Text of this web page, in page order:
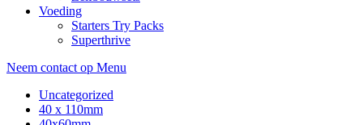
Voeding
Starters Try Packs
Superthrive
Neem contact op Menu
Uncategorized
40 x 110mm